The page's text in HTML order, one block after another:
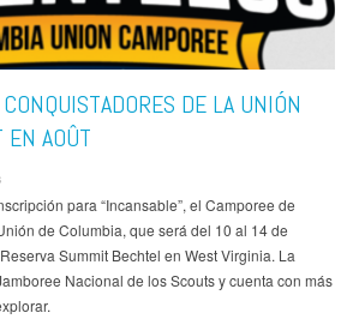
DE LA UNIÓN
EN AOÛT
para “Incansable”, el Camporee de
de Columbia, que será del 10 al 14 de
Summit Bechtel en West Virginia. La
Nacional de los Scouts y cuenta con más